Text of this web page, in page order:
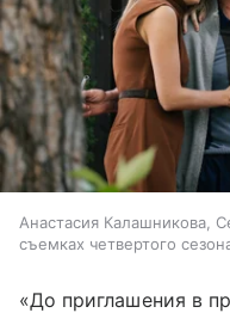
Анастасия Калашникова,
съемках четвертого
«До приглашения в